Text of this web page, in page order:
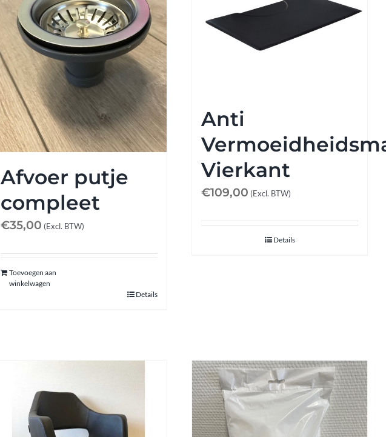
Afvoer putje
compleet
€35,00 (Excl. BTW)
Toevoegen aan
winkelwagen
Details
Anti
Vierkant
€109,00 (Excl. BTW)
Details